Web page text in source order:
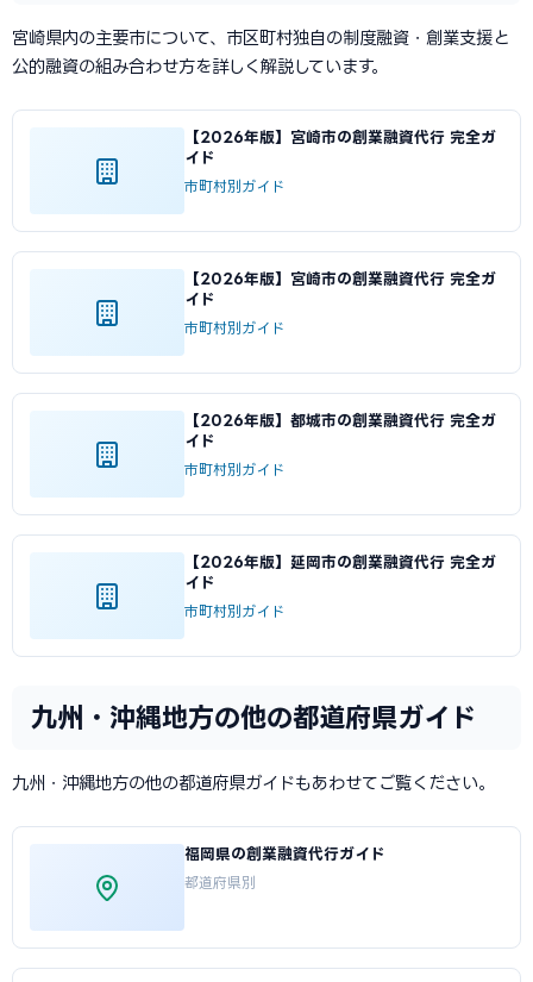
宮崎県内の主要市について、市区町村独自の制度融資・創業支援と
公的融資の組み合わせ方を詳しく解説しています。
【2026年版】宮崎市の創業融資代行 完全ガ
イド
市町村別ガイド
【2026年版】宮崎市の創業融資代行 完全ガ
イド
市町村別ガイド
【2026年版】都城市の創業融資代行 完全ガ
イド
市町村別ガイド
【2026年版】延岡市の創業融資代行 完全ガ
イド
市町村別ガイド
九州・沖縄地方の他の都道府県ガイド
九州・沖縄地方の他の都道府県ガイドもあわせてご覧ください。
福岡県の創業融資代行ガイド
都道府県別